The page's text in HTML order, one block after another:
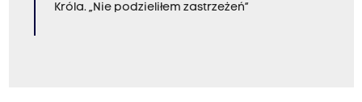
Króla. „Nie podzieliłem zastrzeżeń”